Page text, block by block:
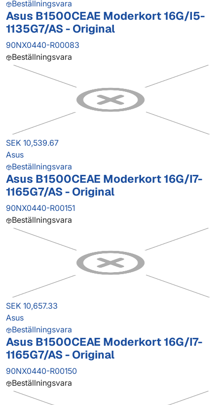
Beställningsvara
Asus B1500CEAE Moderkort 16G/I5-
1135G7/AS - Original
90NX0440-R00083
Beställningsvara
SEK 10,539.67
Asus
Beställningsvara
Asus B1500CEAE Moderkort 16G/I7-
1165G7/AS - Original
90NX0440-R00151
Beställningsvara
SEK 10,657.33
Asus
Beställningsvara
Asus B1500CEAE Moderkort 16G/I7-
1165G7/AS - Original
90NX0440-R00150
Beställningsvara